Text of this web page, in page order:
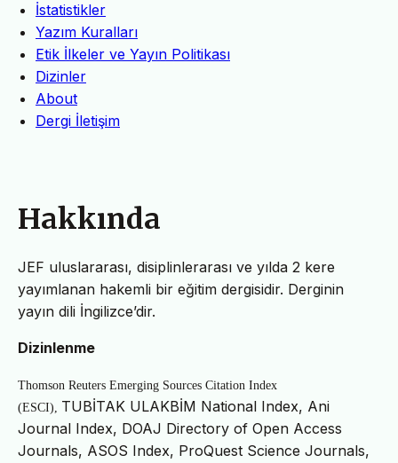
İstatistikler
Yazım Kuralları
Etik İlkeler ve Yayın Politikası
Dizinler
About
Dergi İletişim
Hakkında
JEF uluslararası, disiplinlerarası ve yılda 2 kere
yayımlanan hakemli bir eğitim dergisidir. Derginin
yayın dili İngilizce’dir.
Dizinlenme
Thomson Reuters Emerging Sources Citation Index
(ESCI), TUBİTAK ULAKBİM National Index, Ani
Journal Index, DOAJ Directory of Open Access
Journals, ASOS Index, ProQuest Science Journals,